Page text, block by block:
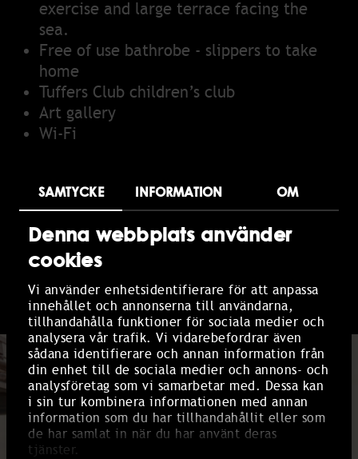
SAMTYCKE INFORMATION OM
Denna webbplats använder
cookies
Vi använder enhetsidentifierare för att anpassa
innehållet och annonserna till användarna,
tillhandahålla funktioner för sociala medier och
analysera vår trafik. Vi vidarebefordrar även
sådana identifierare och annan information från
din enhet till de sociala medier och annons- och
analysföretag som vi samarbetar med. Dessa kan
i sin tur kombinera informationen med annan
information som du har tillhandahållit eller som
de har samlat in när du har använt deras
tjänster.
exercise and large terrace facing the
sea.
Free of use bathrobe - slippers to take
home
Tuffers Club children’s club
Art gallery
Wi-Fi
The summer package can be booked during
our summer season. Contact us at+46 35-
305 05or bokning@tylosand.se
BOOK